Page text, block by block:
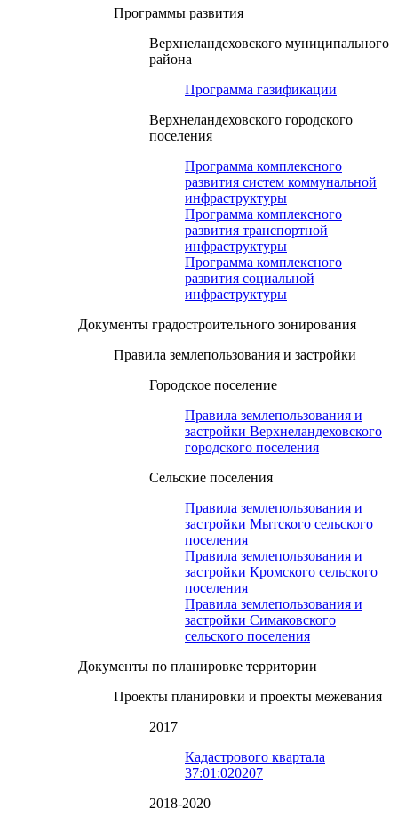
Программы развития
Верхнеландеховского муниципального
района
Программа газификации
Верхнеландеховского городского
поселения
Программа комплексного
развития систем коммунальной
инфраструктуры
Программа комплексного
развития транспортной
инфраструктуры
Программа комплексного
развития социальной
инфраструктуры
Документы градостроительного зонирования
Правила землепользования и застройки
Городское поселение
Правила землепользования и
застройки Верхнеландеховского
городского поселения
Сельские поселения
Правила землепользования и
застройки Мытского сельского
поселения
Правила землепользования и
застройки Кромского сельского
поселения
Правила землепользования и
застройки Симаковского
сельского поселения
Документы по планировке территории
Проекты планировки и проекты межевания
2017
Кадастрового квартала
37:01:020207
2018-2020